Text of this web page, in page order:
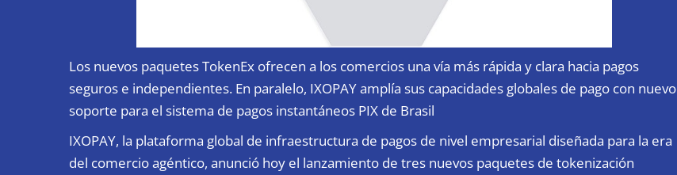
Los nuevos paquetes TokenEx ofrecen a los comercios una vía más rápida y clara hacia pagos
seguros e independientes. En paralelo, IXOPAY amplía sus capacidades globales de pago con nuevo
soporte para el sistema de pagos instantáneos PIX de Brasil
IXOPAY, la plataforma global de infraestructura de pagos de nivel empresarial diseñada para la era
del comercio agéntico, anunció hoy el lanzamiento de tres nuevos paquetes de tokenización